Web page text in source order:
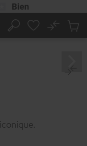
Rechercher
No